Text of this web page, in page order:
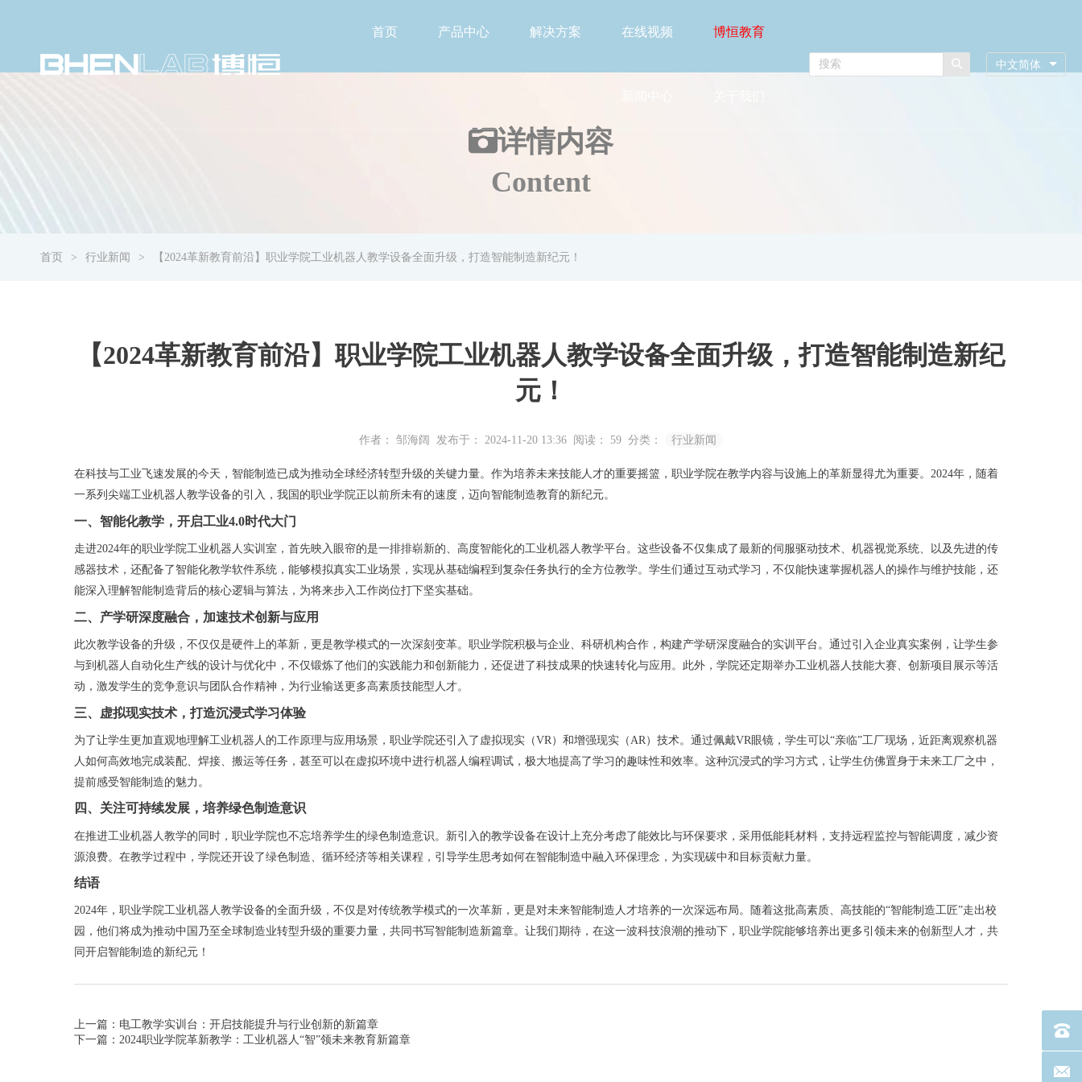
首页 产品中心 解决方案 在线视频 博恒教育
中文简体
详情内容
Content
首页 行业新闻 【2024革新教育前沿】职业学院工业机器人教学设备全面升级，打造智能制造新纪元！
【2024革新教育前沿】职业学院工业机器人教学设备全面升级，打造智能制造新纪
元！
作者： 邹海阔 发布于： 2024-11-20 13:36 阅读： 59 分类： 行业新闻
在科技与工业飞速发展的今天，智能制造已成为推动全球经济转型升级的关键力量。作为培养未来技能人才的重要摇篮，职业学院在教学内容与设施上的革新显得尤为重要。2024年，随着
一系列尖端工业机器人教学设备的引入，我国的职业学院正以前所未有的速度，迈向智能制造教育的新纪元。
一、智能化教学，开启工业4.0时代大门
走进2024年的职业学院工业机器人实训室，首先映入眼帘的是一排排崭新的、高度智能化的工业机器人教学平台。这些设备不仅集成了最新的伺服驱动技术、机器视觉系统、以及先进的传
感器技术，还配备了智能化教学软件系统，能够模拟真实工业场景，实现从基础编程到复杂任务执行的全方位教学。学生们通过互动式学习，不仅能快速掌握机器人的操作与维护技能，还
能深入理解智能制造背后的核心逻辑与算法，为将来步入工作岗位打下坚实基础。
二、产学研深度融合，加速技术创新与应用
此次教学设备的升级，不仅仅是硬件上的革新，更是教学模式的一次深刻变革。职业学院积极与企业、科研机构合作，构建产学研深度融合的实训平台。通过引入企业真实案例，让学生参
与到机器人自动化生产线的设计与优化中，不仅锻炼了他们的实践能力和创新能力，还促进了科技成果的快速转化与应用。此外，学院还定期举办工业机器人技能大赛、创新项目展示等活
动，激发学生的竞争意识与团队合作精神，为行业输送更多高素质技能型人才。
三、虚拟现实技术，打造沉浸式学习体验
为了让学生更加直观地理解工业机器人的工作原理与应用场景，职业学院还引入了虚拟现实（VR）和增强现实（AR）技术。通过佩戴VR眼镜，学生可以“亲临”工厂现场，近距离观察机器
人如何高效地完成装配、焊接、搬运等任务，甚至可以在虚拟环境中进行机器人编程调试，极大地提高了学习的趣味性和效率。这种沉浸式的学习方式，让学生仿佛置身于未来工厂之中，
提前感受智能制造的魅力。
四、关注可持续发展，培养绿色制造意识
在推进工业机器人教学的同时，职业学院也不忘培养学生的绿色制造意识。新引入的教学设备在设计上充分考虑了能效比与环保要求，采用低能耗材料，支持远程监控与智能调度，减少资
源浪费。在教学过程中，学院还开设了绿色制造、循环经济等相关课程，引导学生思考如何在智能制造中融入环保理念，为实现碳中和目标贡献力量。
结语
2024年，职业学院工业机器人教学设备的全面升级，不仅是对传统教学模式的一次革新，更是对未来智能制造人才培养的一次深远布局。随着这批高素质、高技能的“智能制造工匠”走出校
园，他们将成为推动中国乃至全球制造业转型升级的重要力量，共同书写智能制造新篇章。让我们期待，在这一波科技浪潮的推动下，职业学院能够培养出更多引领未来的创新型人才，共
同开启智能制造的新纪元！
上一篇：电工教学实训台：开启技能提升与行业创新的新篇章
下一篇：2024职业学院革新教学：工业机器人“智”领未来教育新篇章
电话
联系